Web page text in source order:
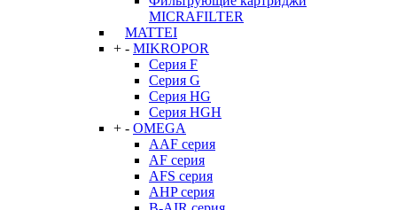
MICRAFILTER
MATTEI
+ - MIKROPOR
Серия F
Серия G
Серия HG
Серия HGH
+ - OMEGA
AAF серия
AF серия
AFS серия
AHP серия